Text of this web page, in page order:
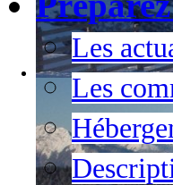
Les
Les